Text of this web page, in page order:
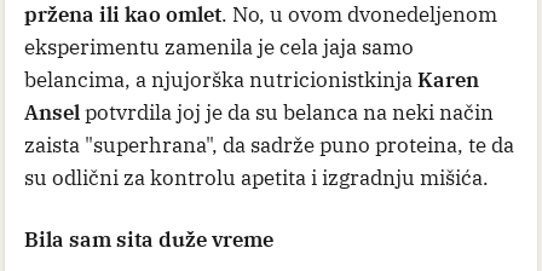
pržena ili kao omlet. No, u ovom dvonedeljenom
eksperimentu zamenila je cela jaja samo
belancima, a njujorška nutricionistkinjaKaren
Anselpotvrdila joj je da su belanca na neki način
zaista "superhrana", da sadrže puno proteina, te da
su odlični za kontrolu apetita i izgradnju mišića.
Bila sam sita duže vreme